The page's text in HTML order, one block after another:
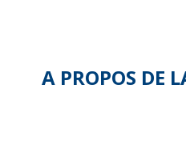
A PROPOS DE